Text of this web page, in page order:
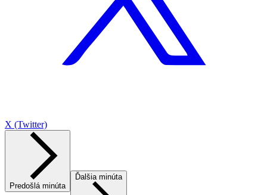
X (Twitter)
Predošlá minúta
Ďalšia minúta